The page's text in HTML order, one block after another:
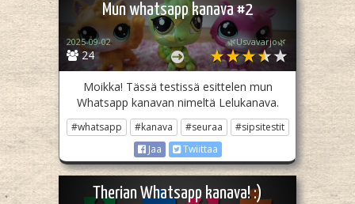
Mun whatsapp kanava #2
24
2025-09-02 🌿Usvavarjo🌿
Moikka! Tässä testissä esittelen mun
Whatsapp kanavan nimeltä Lelukanava.
#whatsapp #kanava #seuraa
#sipsitestit
Jaa
Twiittaa
Therian Whatsapp kanava! :)